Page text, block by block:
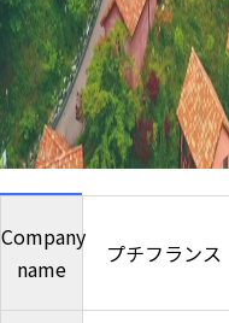
Company
name
プチフランス